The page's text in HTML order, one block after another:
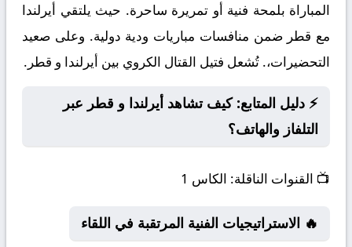
المباراة بلمحة فنية أو تمريرة ساحرة. حيث يلتقي أيرلندا
مع قطر ضمن منافسات مباريات ودية دولية. وعلى صعيد
التحضيرات،. تُشعل فتيل القتال الكروي بين أيرلندا و قطر.
⚡ دليل المتابع: كيف تشاهد أيرلندا و قطر عبر
التلفاز والهاتف؟
📺 القنوات الناقلة: الكاس 1
🔥 الاستراتيجيات الفنية المرتقبة في اللقاء